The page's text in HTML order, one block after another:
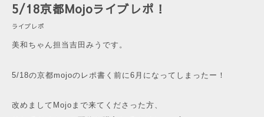
5/18京都Mojoライブレポ！
ライブレポ
美和ちゃん担当吉田みうです。
5/18の京都mojoのレポ書く前に6月になってしまったー！
改めましてMojoまで来てくださった方、